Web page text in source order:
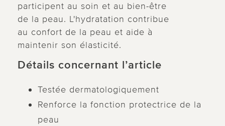
participent au soin et au bien-être
de la peau. L'hydratation contribue
au confort de la peau et aide à
maintenir son élasticité.
Détails concernant l’article
Testée dermatologiquement
Renforce la fonction protectrice de la
peau